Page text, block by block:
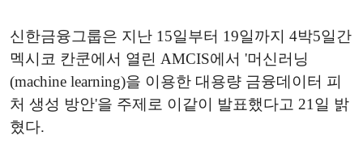
신한금융그룹은 지난 15일부터 19일까지 4박5일간
멕시코 칸쿤에서 열린 AMCIS에서 '머신러닝
(machine learning)을 이용한 대용량 금융데이터 피
처 생성 방안'을 주제로 이같이 발표했다고 21일 밝
혔다.